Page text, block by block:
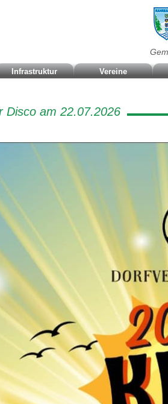
Infrastruktur Vereine
Disco am 22.07.2026